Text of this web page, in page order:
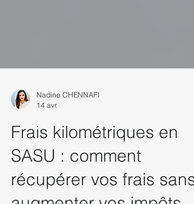
14 avr.
Frais kilométriques en
SASU : comment